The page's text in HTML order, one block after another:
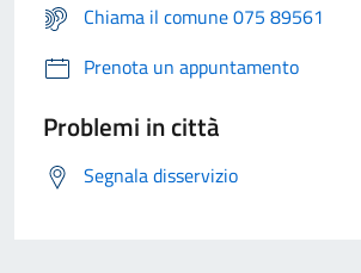
Chiama il comune 075 89561
Prenota un appuntamento
Problemi in città
Segnala disservizio